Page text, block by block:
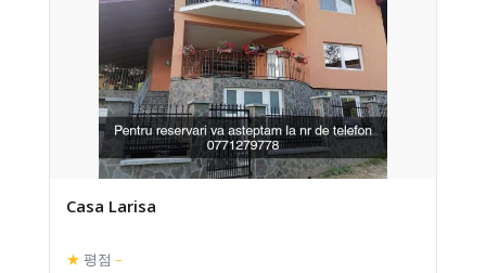
Casa Larisa
★ 평점 –